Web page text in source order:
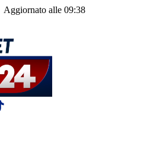
Aggiornato alle 09:38